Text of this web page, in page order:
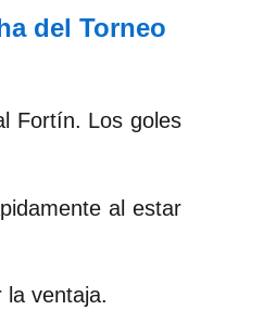
del Torneo
Fortín. Los goles
al estar
la ventaja.